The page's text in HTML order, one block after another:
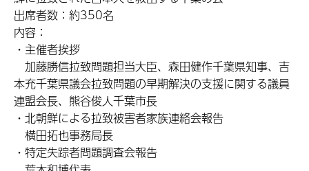
出席者数：約350名
内容：
・主催者挨拶
加藤勝信拉致問題担当大臣、森田健作千葉県知事、吉
本充千葉県議会拉致問題の早期解決の支援に関する議員
連盟会長、熊谷俊人千葉市長
・北朝鮮による拉致被害者家族連絡会報告
横田拓也事務局長
・特定失踪者問題調査会報告